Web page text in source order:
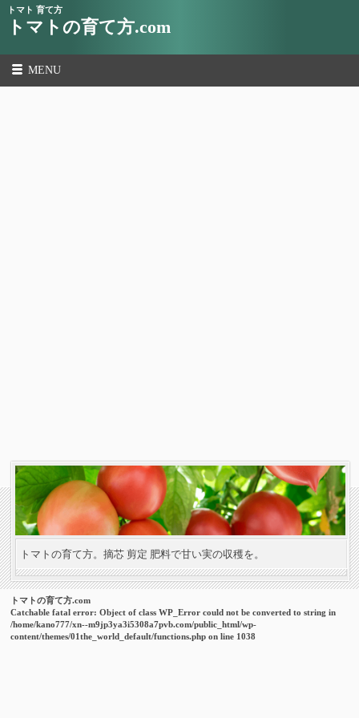
トマト 育て方
トマトの育て方.com
MENU
トマトの育て方。摘芯 剪定 肥料で甘い実の収穫を。
トマトの育て方.com
Catchable fatal error: Object of class WP_Error could not be converted to string in
/home/kano777/xn--m9jp3ya3i5308a7pvb.com/public_html/wp-
content/themes/01the_world_default/functions.php on line 1038